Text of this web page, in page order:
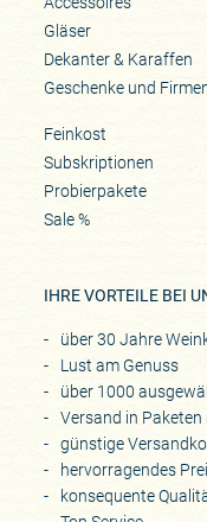
Gläser
Dekanter & Karaffen
Geschenke und
Feinkost
Subskriptionen
Probierpakete
Sale %
IHRE VORTEILE BEI
über 30 Jahre
Lust am Genuss
über 1000
Versand in
günstige
hervorragendes
konsequente